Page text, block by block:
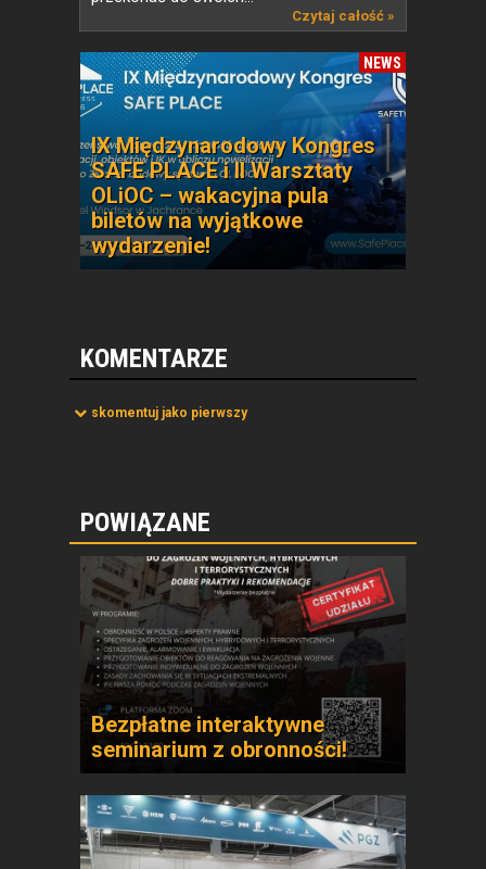
Czytaj całość »
NEWS
IX Międzynarodowy Kongres
SAFE PLACE i II Warsztaty
OLiOC – wakacyjna pula
biletów na wyjątkowe
wydarzenie!
KOMENTARZE
skomentuj jako pierwszy
POWIĄZANE
Bezpłatne interaktywne
seminarium z obronności!